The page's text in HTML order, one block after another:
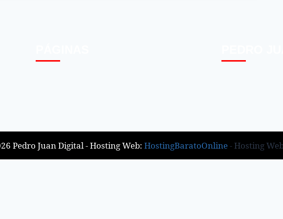
Pedro Juan Digital - Hosting Web: HostingBaratoOnline- Hosting